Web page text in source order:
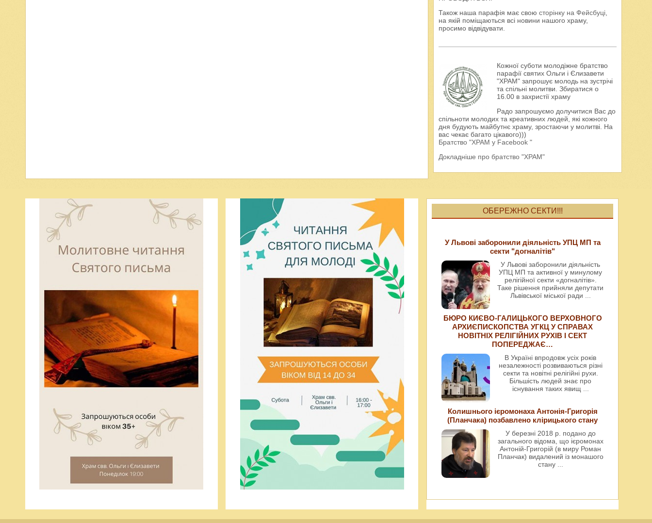
Також наша парафія має свою сторінку на Фейсбуці,
на якій поміщаються всі новини нашого храму,
просимо відвідувати.
Кожної суботи молодіжне братство
парафії святих Ольги і Єлизавети
"ХРАМ" запрошує молодь на зустрічі
та спільні молитви. Збиратися о
16.00 в захристії храму
Радо запрошуємо долучитися Вас до
спільноти молодих та креативних людей, які кожного
дня будують майбутнє храму, зростаючи у молитві. На
вас чекає багато цікавого)))
Братство "ХРАМ у Facebook "
Докладніше про братство "ХРАМ"
ОБЕРЕЖНО СЕКТИ!!!
У Львові заборонили діяльність УПЦ МП та
секти "догналітів"
У Львові заборонили діяльність
УПЦ МП та активної у минулому
релігійної секти «догналітів».
Таке рішення прийняли депутати
Львівської міської ради
БЮРО КИЄВО-ГАЛИЦЬКОГО ВЕРХОВНОГО
АРХИЄПИСКОПСТВА УГКЦ У СПРАВАХ
НОВІТНІХ РЕЛІГІЙНИХ РУХІВ І СЕКТ
ПОПЕРЕДЖАЄ…
В Україні впродовж усіх років
незалежності розвиваються різні
секти та новітні релігійні рухи.
Більшість людей знає про
існування таких явищ
Колишнього ієромонаха Антонія-Григорія
(Планчака) позбавлено клірицького стану
У березні 2018 р. подано до
загального відома, що ієромонах
Антоній-Григорій (в миру Роман
Планчак) видалений із монашого
стану